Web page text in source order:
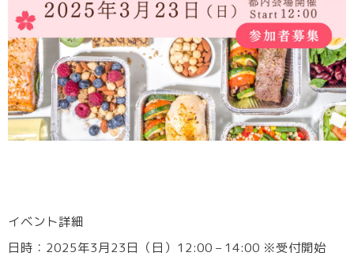
イベント詳細
日時：2025年3月23日（日）12:00 – 14:00 ※受付開始